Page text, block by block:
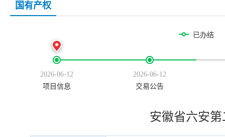
国有产权
已办结
2026-06-12
项目信息
2026-06-12
交易公告
安徽省六安第